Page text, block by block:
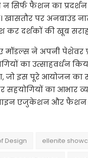
न सिर्फ फैशन का
पर अनबाउंड
दर्शकों की खूब
ने अपनी पेशेवर
का उत्साहवर्धन
जो इस पूरे आयोजन
और सहयोगियों का
एजुकेशन और फैशन
Design ellenite